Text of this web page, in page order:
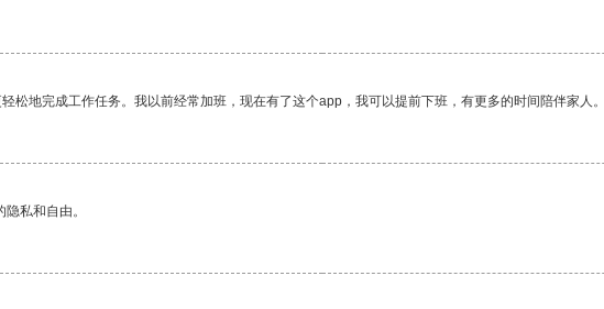
松地完成工作任务。我以前经常加班，现在有了这个app，我可以提前下班，有更多的时间陪伴家人。
私和自由。